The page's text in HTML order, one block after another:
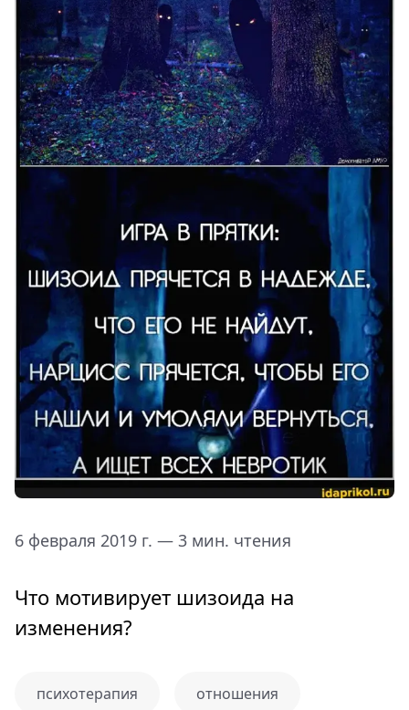
6 февраля 2019 г. — 3 мин. чтения
Что мотивирует шизоида на
изменения?
психотерапия отношения